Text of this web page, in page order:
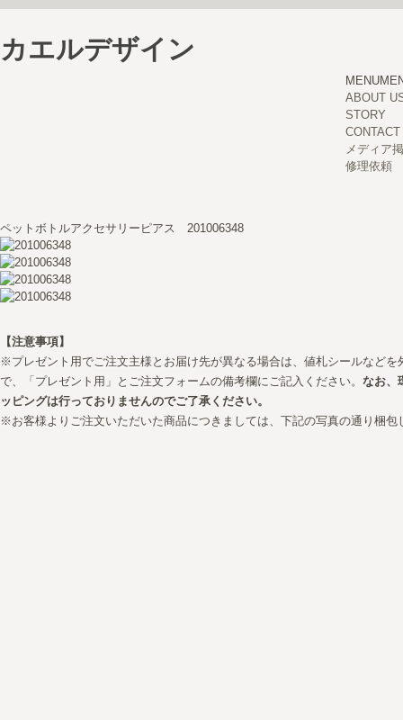
カエルデザイン
MENU
ABOUT
STORY
CONTACT
メディア
修理依頼
ペットボトルアクセサリーピアス 201006348
【注意事項】
※プレゼント用でご注文主様とお届け先が異なる場合は、値札シールなどを
で、「プレゼント用」とご注文フォームの備考欄にご記入ください。 なお、
ッピングは行っておりませんのでご了承ください。
※お客様よりご注文いただいた商品につきましては、下記の写真の通り梱包